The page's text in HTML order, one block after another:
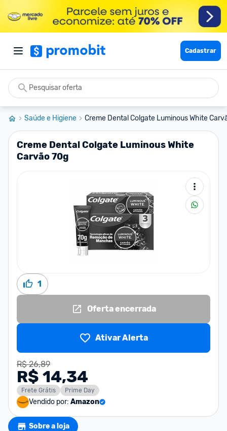
Cadastrar
Saúde e Higiene Creme Dental Colgate Luminous White
Creme Dental Colgate Luminous White
Carvão 70g
1
Oferta encerrada
Ativar Alerta
R$ 26,89
R$ 14,34
Frete Grátis Prime Day
Vendido por: Amazon
Sobre a loja